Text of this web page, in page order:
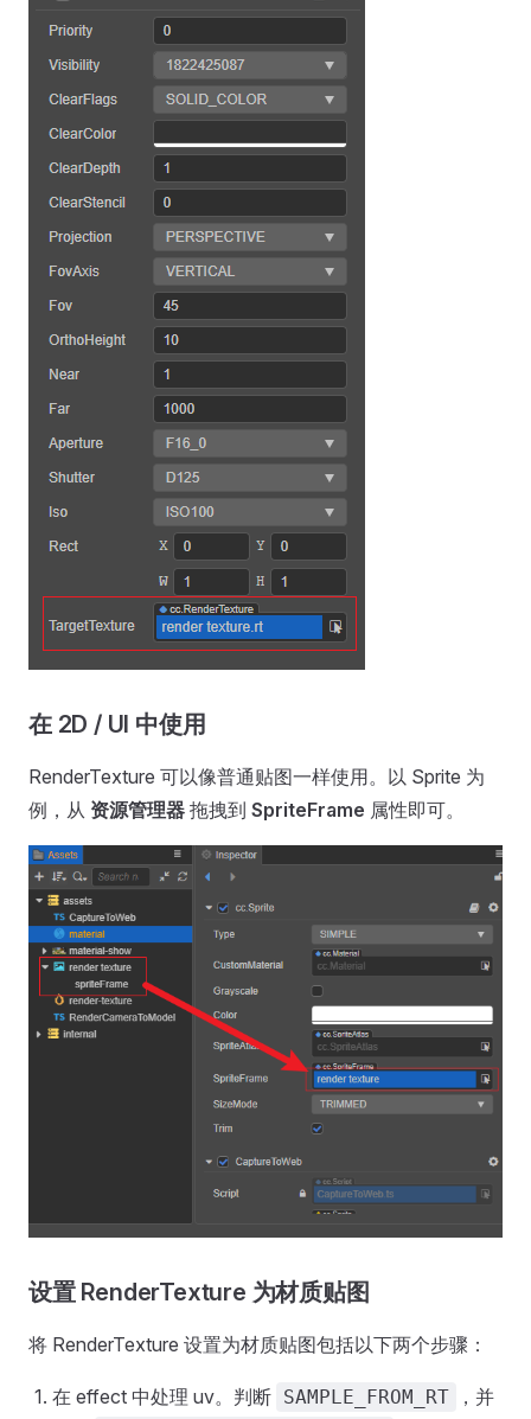
在 2D / UI 中使用
RenderTexture 可以像普通贴图一样使用。以 Sprite 为
例，从 资源管理器 拖拽到 SpriteFrame 属性即可。
设置 RenderTexture 为材质贴图
将 RenderTexture 设置为材质贴图包括以下两个步骤：
在 effect 中处理 uv。判断 SAMPLE_FROM_RT
，并